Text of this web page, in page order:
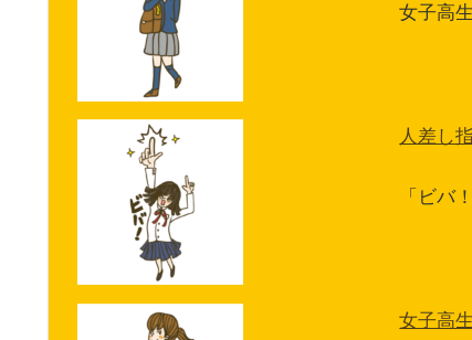
女子高
人差し
「ビバ
女子高生